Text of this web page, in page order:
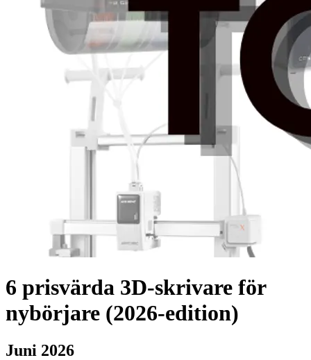
6 prisvärda 3D-skrivare för
nybörjare (2026-edition)
Juni 2026